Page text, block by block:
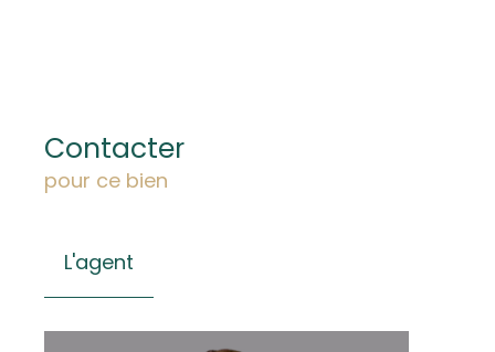
Contacter
pour ce bien
L'agent